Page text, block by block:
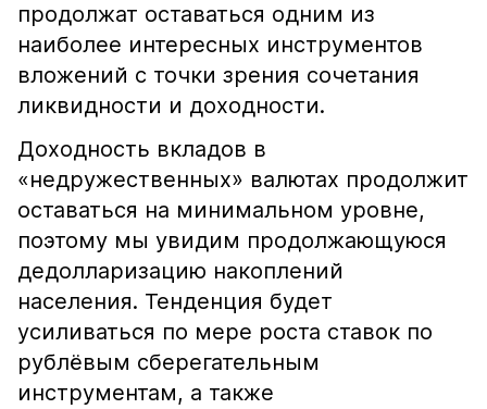
продолжат оставаться одним из
наиболее интересных инструментов
вложений с точки зрения сочетания
ликвидности и доходности.
Доходность вкладов в
«недружественных» валютах продолжит
оставаться на минимальном уровне,
поэтому мы увидим продолжающуюся
дедолларизацию накоплений
населения. Тенденция будет
усиливаться по мере роста ставок по
рублёвым сберегательным
инструментам, а также